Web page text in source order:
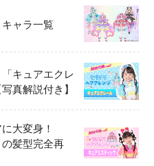
キャラ一覧
キュアエクレ
真解説付き】
に大変身！
の髪型完全再